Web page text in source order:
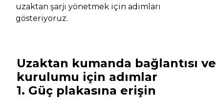
uzaktan şarjı yönetmek için adımları
gösteriyoruz.
Uzaktan kumanda bağlantısı ve
kurulumu için adımlar
1. Güç plakasına erişin